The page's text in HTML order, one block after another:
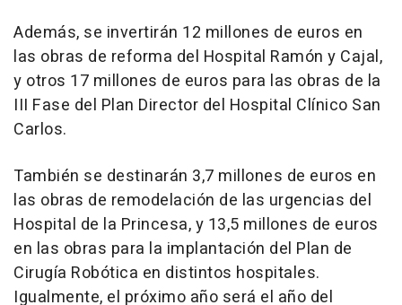
Además, se invertirán 12 millones de euros en
las obras de reforma del Hospital Ramón y Cajal,
y otros 17 millones de euros para las obras de la
III Fase del Plan Director del Hospital Clínico San
Carlos.
También se destinarán 3,7 millones de euros en
las obras de remodelación de las urgencias del
Hospital de la Princesa, y 13,5 millones de euros
en las obras para la implantación del Plan de
Cirugía Robótica en distintos hospitales.
Igualmente, el próximo año será el año del